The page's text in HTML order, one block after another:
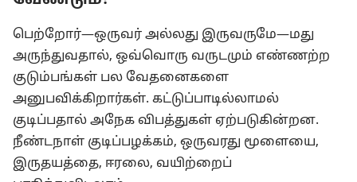
பெற்றோர்—ஒருவர் அல்லது இருவருமே—மது
அருந்துவதால், ஒவ்வொரு வருடமும் எண்ணற்ற
குடும்பங்கள் பல வேதனைகளை
அனுபவிக்கிறார்கள். கட்டுப்பாடில்லாமல்
குடிப்பதால் அநேக விபத்துகள் ஏற்படுகின்றன.
நீண்டநாள் குடிப்பழக்கம், ஒருவரது மூளையை,
இருதயத்தை, ஈரலை, வயிற்றைப்